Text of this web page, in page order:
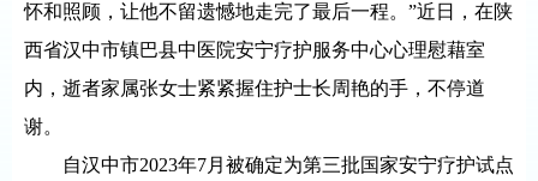
怀和照顾，让他不留遗憾地走完了最后一程。”近日，在陕
西省汉中市镇巴县中医院安宁疗护服务中心心理慰藉室
内，逝者家属张女士紧紧握住护士长周艳的手，不停道
谢。
自汉中市2023年7月被确定为第三批国家安宁疗护试点